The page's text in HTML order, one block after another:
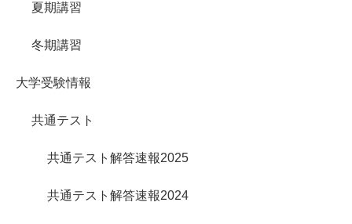
夏期講習
冬期講習
大学受験情報
共通テスト
共通テスト解答速報2025
共通テスト解答速報2024